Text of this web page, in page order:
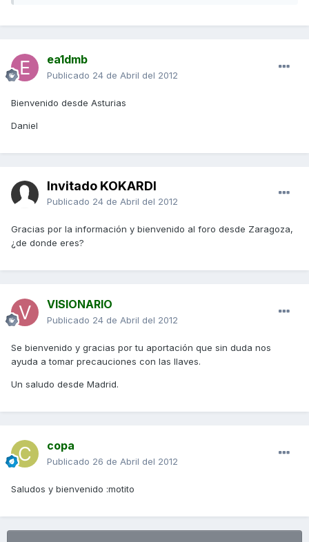
ea1dmb
Publicado 24 de Abril del 2012
Bienvenido desde Asturias
Daniel
Invitado KOKARDI
Publicado 24 de Abril del 2012
Gracias por la información y bienvenido al foro desde Zaragoza,
¿de donde eres?
VISIONARIO
Publicado 24 de Abril del 2012
Se bienvenido y gracias por tu aportación que sin duda nos
ayuda a tomar precauciones con las llaves.
Un saludo desde Madrid.
copa
Publicado 26 de Abril del 2012
Saludos y bienvenido :motito